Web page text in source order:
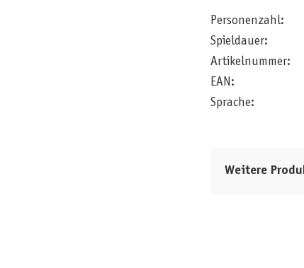
Personenzahl:
Spieldauer:
Artikelnummer:
EAN:
Sprache:
Weitere